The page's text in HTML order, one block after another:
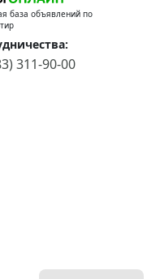
база объявлений по
311-90-00